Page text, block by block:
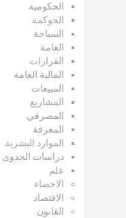
الحكومية
الحوكمة
السياحة
العامة
القرارات
المالية العامة
المبيعات
المشاريع
المصرفي
المعرفة
الموارد البشرية
دراسات الجدوى
علم
الاحصاء
الاقتصاد
القانون